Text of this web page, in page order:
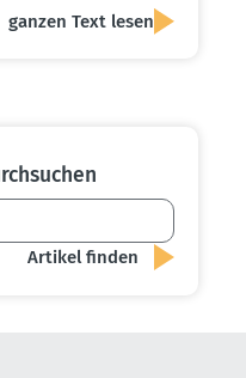
ganzen Text lesen